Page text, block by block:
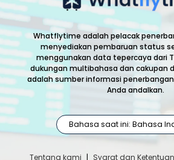
Whatflytime adalah pelacak
menyediakan pembaruan status
menggunakan data tepercaya dari
dukungan multibahasa dan cakupan
adalah sumber informasi
Anda andalkan.
Bahasa saat ini: Bahasa
Tentang kami | Syarat dan Ketentuan